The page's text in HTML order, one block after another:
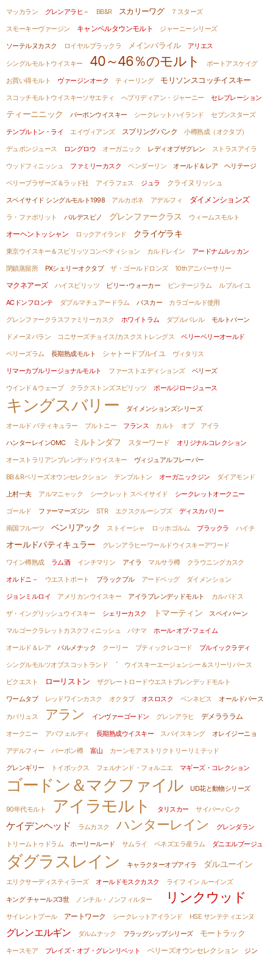
マッカラン グレンアラヒ－ BB&R スカリーワグ
７スターズ
スモーキーヴァージン
キャンベルタウンモルト
ジャーニーシリーズ
ソーテルヌカスク
ロイヤルブラックラ メインバライル アリエス
シングルモルトウイスキー 40～46％のモルト
ポートアスケイグ
お買い得モルト
ヴァージンオーク ティーリング モリソンスコッチイスキー
スコッチモルトウイスキーソサエティ へブリディアン・ジャーニー セレブレーション
ティーニニック バーボンウイスキー シークレットハイランド
セブンスターズ
テンプルトン・ライ
エイヴィアンズ スプリングバンク
小樽熟成（オクタブ）
デュポンジュース
ロングロウ オーガニック レディオブザグレン
ストラスアイラ
ウッドフィニッシュ
ファミリーカスク ペンダーリン
オールド＆レア ヘリテージ
ベリーブラザーズ＆ラッド社
アイラフェス ジュラ
クライヌリッシュ
スペイサイド シングルモルト1998
アルカポネ アデルフィ ダイメンションズ
ラ・ファボリット バルデスピノ グレンファークラス
ウィームスモルト
オーヘントッシャン
ロックアイランド クライゲラキ
東京ウイスキー＆スピリッツコンペティション カルドレイン
アードナムルッカン
閉鎖蒸留所
PXシェリーオクタブ ザ・ゴールドロンズ
10thアニバーサリー
マクネアーズ
ハイスピリッツ ビリー･ウォーカー ビンテージラム
ルブルイユ
ACドンフロンテ
ダブルマチュアードラム バスカー
カラゴールド使用
グレンファークラスファミリーカスク
ホワイトラム ダブルバレル
モルトバーン
ドメーヌパラン
コニサーズチョイス/カスクストレングス
ベリーベリーオールド
ベリーズラム
長期熟成モルト シャトードブルイユ
ヴィタリス
リマーカブルリージョナルモルト
ファーストエディションズ
ベリーズ
ウインド＆ウェーブ
クラクストンズスピリッツ ポールジロージュース
キングスバリー
ダイメンションズシリーズ
オールド パティキュラー
プルトニー フランス
カルト オブ アイラ
ハンターレインOMC
ミルトンダフ スターワード
オリジナルコレクション
オーストラリアンブレンデッドウイスキー
ヴィジュアルフレーバー
BB＆Rベリーズオウンセレクション
テンプルトン オーガニックジン
ダイアモンド
上村一夫
アルマニャック シークレット スペイサイド
シークレットオークニー
ゴールド
ファーマーズジン STR エクスクルーシブズ
ディスカバリー
南国フルーツ
ベンリアック ストイーシャ ロッホゴルム ブラックラ ハイチ
オールドパティキュラー
グレンアラヒーワールドウイスキーアワード
ワイン樽熟成
ラム酒 インチマリン アイラ マルサラ樽
クラウニングカスク
オルドニ－
ウエストポート ブラックブル アードベッグ
ダイメンション
ジョンミルロイ
アメリカンウイスキー アイラブレンデッドモルト
カルバドス
ザ・イングリッシュウイスキー
シェリーカスク トマーティン
スペイバーン
マルゴークラレットカスクフィニッシュ
パナマ
ホール･オブ･フェイム
オールド＆レア
バルメナック クーリー ブティックレコード
ブルイックラディ
シングルモルツオブスコットランド
`
ウイスキーエージェンシー＆スリーリバース
ビクエスト
ローリストン
ザグレートロードウエストブレンデッドモルト
ワームタブ
レッドワインカスク オクタブ オスロスク ベンネビス オールドパース
カバリュス アラン インヴァーゴードン グレンアラヒ
デメラララム
オークニー
アバフェルディ 長期熟成ウイスキー スパイスキング
オレイジーニョ
アデルフィー
バーボン樽 富山
カーンモア ストリクトリーリミテッド
グレンギリー
トイボックス フェルナンド・フォルニエ マギーズ・コレクション
ゴードン＆マクファイル UD花と動物シリーズ
90年代モルト アイラモルト タリスカー サイバーパンク
ケイデンヘッド ラムカスク ハンターレイン
グレンダラン
トリームトゥドラム
ホーリールード サムライ ベネズエラ産ラム ダニエルブージュ
ダグラスレイン キャラクターオブアイラ ダルユーイン
エリクサーディスティラーズ オールドモスクカスク ライフ イン ルーインズ
キング チャールズ3世 ノンチル・ノンフィルター リンクウッド
サイレントプール アートワーク シークレットアイランド HSE サンテティエンヌ
グレンエルギン ダルムナック フラッグシップシリーズ モートラック
キースモア ブレイズ・オブ・グレンリベット ベリーズオウンセレクション
ジン